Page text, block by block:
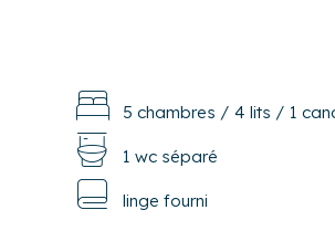
5 chambres / 4 lits / 1
1 wc séparé
linge fourni